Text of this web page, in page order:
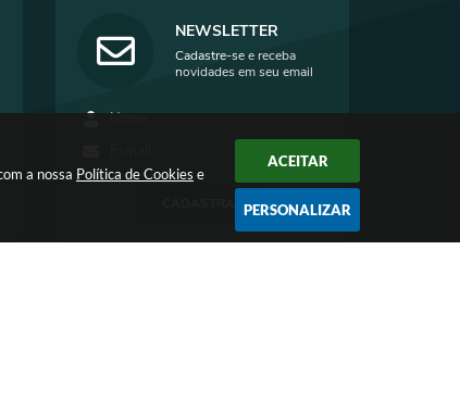
a nossa Política de Cookies e
ACEITAR
PERSONALIZAR
NEWSLETTER
Cadastre-se e receba
novidades em seu email